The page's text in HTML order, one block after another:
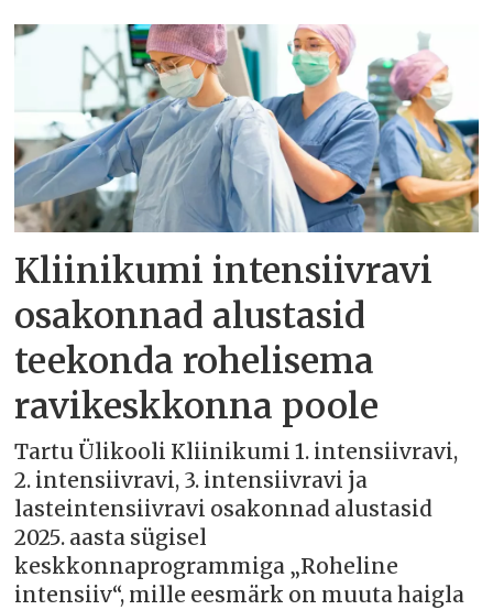
Kliinikumi intensiivravi
osakonnad alustasid
teekonda rohelisema
ravikeskkonna poole
Tartu Ülikooli Kliinikumi 1. intensiivravi,
2. intensiivravi, 3. intensiivravi ja
lasteintensiivravi osakonnad alustasid
2025. aasta sügisel
keskkonnaprogrammiga „Roheline
intensiiv“, mille eesmärk on muuta haigla